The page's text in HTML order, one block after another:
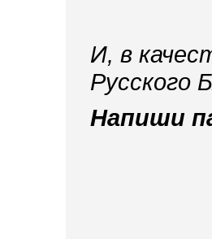
И, в
Русского
Напиши